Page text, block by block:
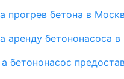
прогрев бетона в
аренду бетононасоса
бетононасос